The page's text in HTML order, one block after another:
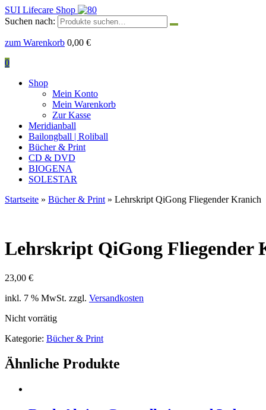
SUI Lifecare Shop
Suchen nach:
zum Warenkorb 0,00 €
0
Shop
Mein Konto
Mein Warenkorb
Zur Kasse
Meridianball
Bailongball | Roliball
Bücher & Print
CD & DVD
BIOGENA
SOLESTAR
Startseite » Bücher & Print » Lehrskript QiGong Fliegender Kranich
Lehrskript QiGong Fliegender
23,00 €
inkl. 7 % MwSt. zzgl. Versandkosten
Nicht vorrätig
Kategorie: Bücher & Print
Ähnliche Produkte